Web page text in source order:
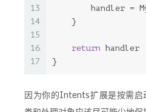
13
14
15
16
17
        handler =
    }
return handler
}
因为你的Intents扩展是按需